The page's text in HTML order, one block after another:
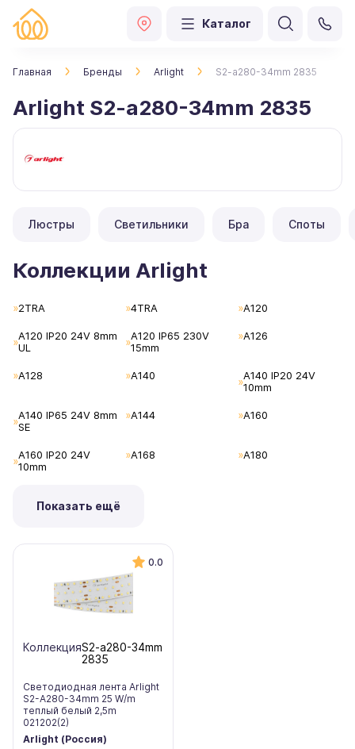
Каталог
Главная Бренды Arlight S2-a280-34mm 2835
Arlight S2-a280-34mm 2835
Люстры Светильники Бра Споты
Коллекции Arlight
2TRA 4TRA A120
A120 IP20 24V 8mm
UL
A120 IP65 230V
15mm
A126
A128 A140
A140 IP20 24V
10mm
A140 IP65 24V 8mm
SE
A144 A160
A160 IP20 24V
10mm
A168 A180
Показать ещё
0.0
КоллекцияS2-a280-34mm
2835
Светодиодная лента Arlight
S2-A280-34mm 25 W/m
теплый белый 2,5m
021202(2)
Arlight (Россия)